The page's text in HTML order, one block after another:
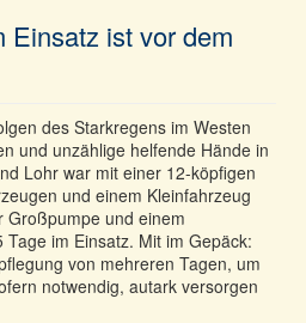
Einsatz ist vor dem
des Starkregens im Westen
und unzählige helfende Hände in
Lohr war mit einer 12-köpfigen
und einem Kleinfahrzeug
Großpumpe und einem
im Einsatz. Mit im Gepäck:
von mehreren Tagen, um
notwendig, autark versorgen